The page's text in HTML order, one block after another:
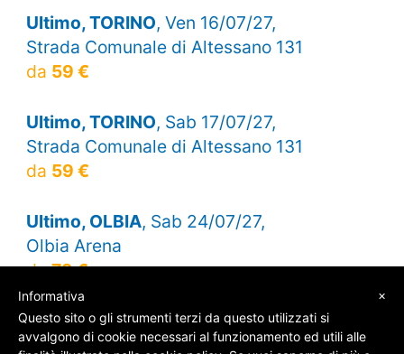
Ultimo, TORINO, Ven 16/07/27,
Strada Comunale di Altessano 131
da 59 €
Ultimo, TORINO, Sab 17/07/27,
Strada Comunale di Altessano 131
da 59 €
Ultimo, OLBIA, Sab 24/07/27,
Olbia Arena
da79 €
×
Informativa
Questo sito o gli strumenti terzi da questo utilizzati si
avvalgono di cookie necessari al funzionamento ed utili alle